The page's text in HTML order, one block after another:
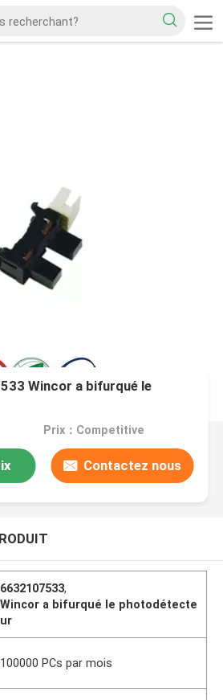
Wincor a bifurqué le
Prix：Competitive
Contactez nous
6632107533,
Wincor a bifurqué le photodétecte
ur
100000 PCs par mois